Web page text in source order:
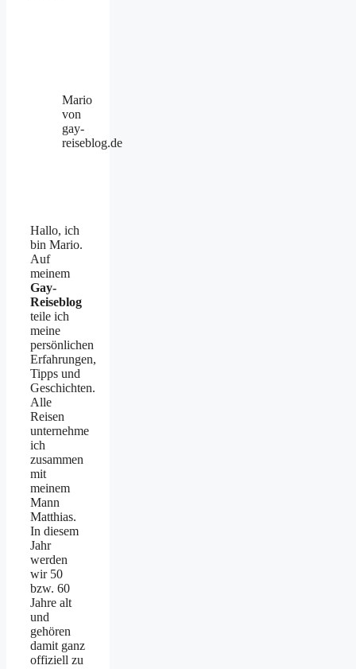
Mario
von
gay-
reiseblog.de
Hallo, ich
bin Mario.
Auf
meinem
Gay-
Reiseblog
teile ich
meine
persönlichen
Erfahrungen,
Tipps und
Geschichten.
Alle
Reisen
unternehme
ich
zusammen
mit
meinem
Mann
Matthias.
In diesem
Jahr
werden
wir 50
bzw. 60
Jahre alt
und
gehören
damit ganz
offiziell zu